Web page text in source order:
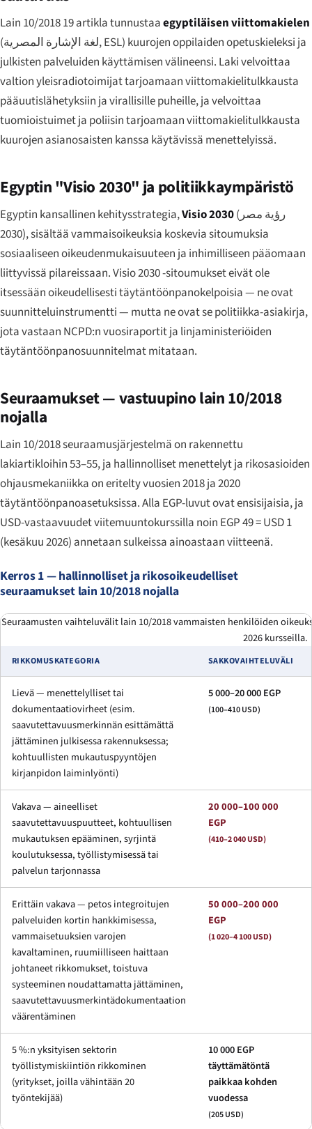
Lain 10/2018 19 artikla tunnustaaegyptiläisen viittomakielen
(لغة الإشارة المصرية, ESL) kuurojen oppilaiden opetuskieleksi ja
julkisten palveluiden käyttämisen välineensi. Laki velvoittaa
valtion yleisradiotoimijat tarjoamaan viittomakielitulkkausta
pääuutislähetyksiin ja virallisille puheille, ja velvoittaa
tuomioistuimet ja poliisin tarjoamaan viittomakielitulkkausta
kuurojen asianosaisten kanssa käytävissä menettelyissä.
Egyptin "Visio 2030" ja politiikkaympäristö
Egyptin kansallinen kehitysstrategia,Visio 2030(رؤية مصر
2030), sisältää vammaisoikeuksia koskevia sitoumuksia
sosiaaliseen oikeudenmukaisuuteen ja inhimilliseen pääomaan
liittyvissä pilareissaan. Visio 2030 -sitoumukset eivät ole
itsessään oikeudellisesti täytäntöönpanokelpoisia — ne ovat
suunnitteluinstrumentti — mutta ne ovat se politiikka-asiakirja,
jota vastaan NCPD:n vuosiraportit ja linjaministeriöiden
täytäntöönpanosuunnitelmat mitataan.
Seuraamukset — vastuupino lain 10/2018
nojalla
Lain 10/2018 seuraamusjärjestelmä on rakennettu
lakiartikloihin 53–55, ja hallinnolliset menettelyt ja rikosasioiden
ohjausmekaniikka on eritelty vuosien 2018 ja 2020
täytäntöönpanoasetuksissa. Alla EGP-luvut ovat ensisijaisia, ja
USD-vastaavuudet viitemuuntokurssilla noin EGP 49 = USD 1
(kesäkuu 2026) annetaan sulkeissa ainoastaan viitteenä.
Kerros 1 — hallinnolliset ja rikosoikeudelliset
seuraamukset lain 10/2018 nojalla
Seuraamusten vaihteluvälit lain 10/2018 vammaisten henkilöiden
2026 kursseilla.
RIKKOMUSKATEGORIA SAKKOVAIHTELUVÄLI
Lievä — menettelylliset tai
dokumentaatiovirheet (esim.
saavutettavuusmerkinnän esittämättä
jättäminen julkisessa rakennuksessa;
kohtuullisten mukautuspyyntöjen
kirjanpidon laiminlyönti)
5 000–20 000 EGP
(100–410 USD)
Vakava — aineelliset
saavutettavuuspuutteet, kohtuullisen
mukautuksen epääminen, syrjintä
koulutuksessa, työllistymisessä tai
palvelun tarjonnassa
20 000–100 000
EGP
(410–2 040 USD)
Erittäin vakava — petos integroitujen
palveluiden kortin hankkimisessa,
vammaisetuuksien varojen
kavaltaminen, ruumiilliseen haittaan
johtaneet rikkomukset, toistuva
systeeminen noudattamatta jättäminen,
saavutettavuusmerkintädokumentaation
väärentäminen
50 000–200 000
EGP
(1 020–4 100 USD)
5 %:n yksityisen sektorin
työllistymiskiintiön rikkominen
(yritykset, joilla vähintään 20
työntekijää)
10 000 EGP
täyttämätöntä
paikkaa kohden
vuodessa
(205 USD)